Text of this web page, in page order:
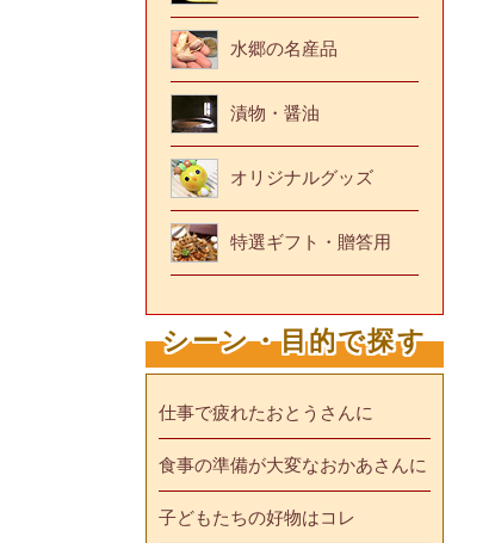
水郷の名産品
漬物・醤油
オリジナルグッズ
特選ギフト・贈答用
シーン・目的で探す
仕事で疲れたおとうさんに
食事の準備が大変なおかあさんに
子どもたちの好物はコレ